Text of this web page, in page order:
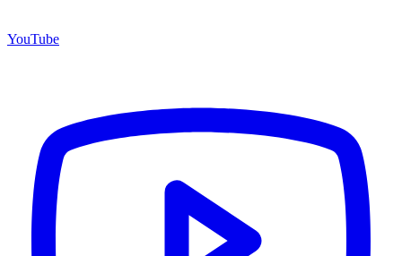
YouTube